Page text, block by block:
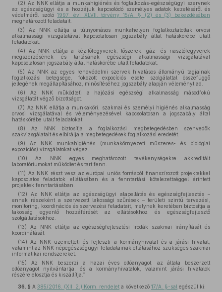
(2) Az NNK ellátja a munkahigiénés és foglalkozás-egészségügyi szervnek
az egészségügyi és a hozzájuk kapcsolódó személyes adatok kezeléséről és
védelméről szóló1997. évi XLVII. törvény 15/A. § (2) és (3) bekezdésében
meghatározott feladatait.
(3) Az NNK ellátja a túlnyomásos munkahelyen foglalkoztatottak orvosi
alkalmassági vizsgálatával kapcsolatosan jogszabály által hatáskörébe utalt
feladatokat.
(4) Az NNK ellátja a kézilőfegyverek, lőszerek, gáz- és riasztófegyverek
megszerzésének és tartásának egészségi alkalmassági vizsgálatával
kapcsolatosan jogszabály által hatáskörébe utalt feladatokat.
(5) Az NNK az egyes rendvédelmi szervek hivatásos állományú tagjainak
foglalkozási betegsége, fokozott expocíciós esete szolgálattal összefüggő
jellegének megállapításához, minősítéséhez jogszabály alapján véleményt ad.
(6) Az NNK működteti a hajózási egészségi alkalmasság másodfokú
vizsgálatát végző bizottságot.
(7) Az NNK ellátja a munkaköri, szakmai és személyi higiénés alkalmasság
orvosi vizsgálatával és véleményezésével kapcsolatosan a jogszabály által
hatáskörébe utalt feladatokat.
(8) Az NNK biztosítja a foglalkozási megbetegedésben szenvedők
szakvizsgálatait és elbírálja a megbetegedések foglalkozási eredetét.
(9) Az NNK munkahigiénés (munkakörnyezeti műszeres- és biológiai
expozíciós) vizsgálatokat végez.
(10) Az NNK egyes meghatározott tevékenységekre akkreditált
laboratóriumokat működtet és tart fenn.
(11) Az NNK részt vesz az európai uniós forrásból finanszírozott projektekkel
kapcsolatos feladatok ellátásában és a fenntartási kötelezettséggel érintett
projektek fenntartásában.
(12) Az NNK ellátja az egészségügyi alapellátás és egészségfejlesztés –
ennek részeként a szervezett lakossági szűrések – területi szintű tervezési,
monitoring, koordinációs és szervezési feladatait, melynek keretében biztosítja a
lakosság egyenlő hozzáférését az ellátásokhoz és egészségfejlesztő
szolgáltatásokhoz.
(13) Az NNK ellátja az egészségfejlesztési irodák szakmai irányítását és
koordinálását.
(14) Az NNK üzemelteti és fejleszti a kormányhivatal és a járási hivatal,
valamint az NNK népegészségügyi feladatainak ellátásához szükséges szakmai
informatikai rendszereket.
(15) Az NNK beszerzi a hazai éves oltóanyagot, az általa beszerzett
oltóanyagot nyilvántartja, és a kormányhivatalok, valamint járási hivatalok
részére elosztja és kiszállítja.”
36. § A 385/2016. (XII. 2.) Korm. rendelet a következő 17/A. §-sal egészül ki: